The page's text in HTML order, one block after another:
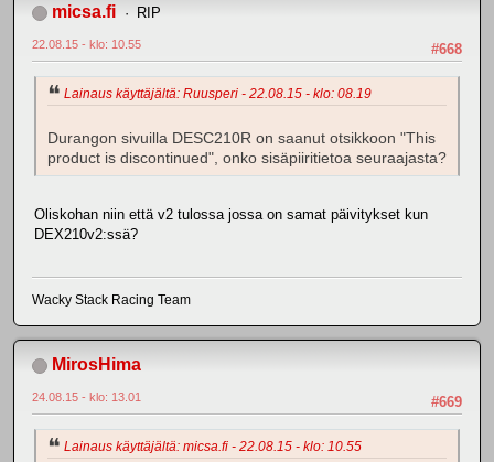
micsa.fi RIP
#668
22.08.15 - klo: 10.55
Lainaus käyttäjältä: Ruusperi - 22.08.15 - klo: 08.19
Durangon sivuilla DESC210R on saanut otsikkoon "This
product is discontinued", onko sisäpiiritietoa seuraajasta?
Oliskohan niin että v2 tulossa jossa on samat päivitykset kun
DEX210v2:ssä?
Wacky Stack Racing Team
MirosHima
#669
24.08.15 - klo: 13.01
Lainaus käyttäjältä: micsa.fi - 22.08.15 - klo: 10.55